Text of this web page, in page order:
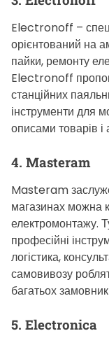
Electronoff –
орієнтований на
пайки, ремонту
Electronoff
станційних
інструменти для
описами товарів і
4. Masteram
Masteram
магазинах можна
електромонтажу.
професійні
логістика,
самовивозу
багатьох
5. Electronica